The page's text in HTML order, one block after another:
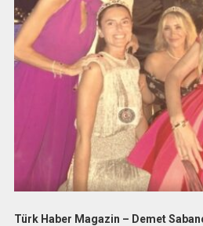
Türk Haber Magazin – Demet